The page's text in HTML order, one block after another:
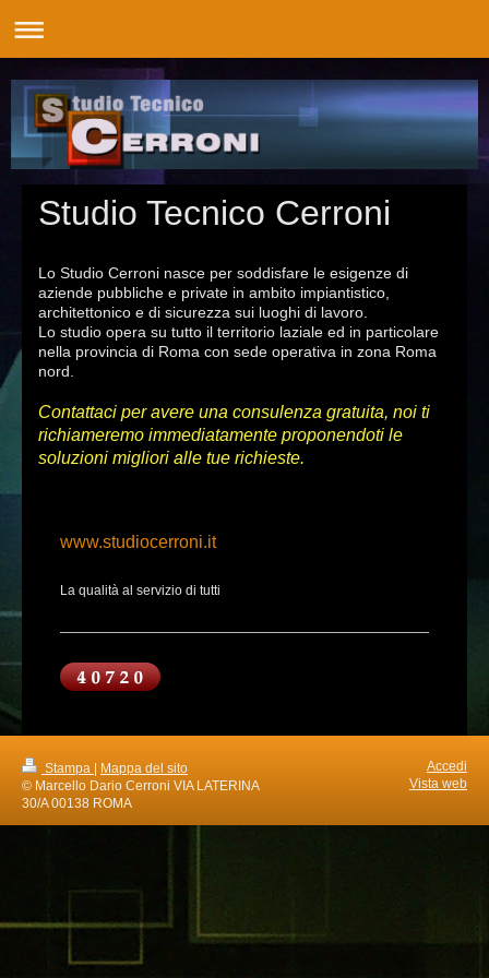
Studio Tecnico Cerroni
Lo Studio Cerroni nasce per soddisfare le esigenze di
aziende pubbliche e private in ambito impiantistico,
architettonico e di sicurezza sui luoghi di lavoro.
Lo studio opera su tutto il territorio laziale ed in particolare
nella provincia di Roma con sede operativa in zona Roma
nord.
Contattaci per avere una consulenza gratuita, noi ti
richiameremo immediatamente proponendoti le
soluzioni migliori alle tue richieste.
www.studiocerroni.it
La qualità al servizio di tutti
Stampa
Mappa del sito
© Marcello Dario Cerroni VIA LATERINA
30/A 00138 ROMA
Accedi
Vista web